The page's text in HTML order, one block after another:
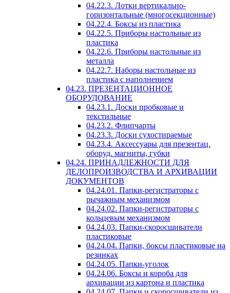
04.22.3. Лотки вертикально-
горизонтальные (многосекционные)
04.22.4. Боксы из пластика
04.22.5. Приборы настольные из
пластика
04.22.6. Приборы настольные из
металла
04.22.7. Наборы настольные из
пластика с наполнением
04.23. ПРЕЗЕНТАЦИОННОЕ
ОБОРУДОВАНИЕ
04.23.1. Доски пробковые и
текстильные
04.23.2. Флипчарты
04.23.3. Доски сухостираемые
04.23.4. Аксессуары для презентац.
оборуд. магниты, губки
04.24. ПРИНАДЛЕЖНОСТИ ДЛЯ
ДЕЛОПРОИЗВОДСТВА И АРХИВАЦИИ
ДОКУМЕНТОВ
04.24.01. Папки-регистраторы с
рычажным механизмом
04.24.02. Папки-регистраторы с
кольцевым механизмом
04.24.03. Папки-скоросшиватели
пластиковые
04.24.04. Папки, боксы пластиковые на
резинках
04.24.05. Папки-уголок
04.24.06. Боксы и короба для
архивации из картона и пластика